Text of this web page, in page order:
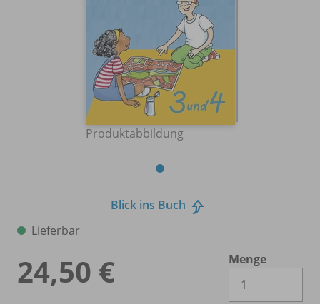
Produktabbildung
Blick ins Buch
Lieferbar
24,50 €
Menge